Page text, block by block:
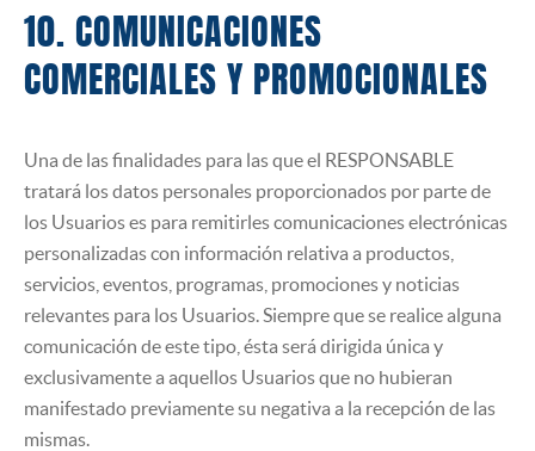
10. COMUNICACIONES
COMERCIALES Y PROMOCIONALES
Una de las finalidades para las que el RESPONSABLE
tratará los datos personales proporcionados por parte de
los Usuarios es para remitirles comunicaciones electrónicas
personalizadas con información relativa a productos,
servicios, eventos, programas, promociones y noticias
relevantes para los Usuarios. Siempre que se realice alguna
comunicación de este tipo, ésta será dirigida única y
exclusivamente a aquellos Usuarios que no hubieran
manifestado previamente su negativa a la recepción de las
mismas.